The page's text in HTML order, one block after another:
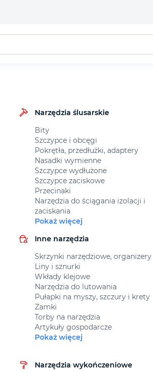
Narzędzia ślusarskie
Bity
Szczypce i obcęgi
Pokrętła, przedłużki, adaptery
Nasadki wymienne
Szczypce wydłużone
Szczypce zaciskowe
Przecinaki
Narzędzia do ściągania izolacji i
zaciskania
Pokaż więcej
Inne narzędzia
Skrzynki narzędziowe, organizery
Liny i sznurki
Wkłady klejowe
Narzędzia do lutowania
Pułapki na myszy, szczury i krety
Zamki
Torby na narzędzia
Artykuły gospodarcze
Pokaż więcej
Narzędzia wykończeniowe